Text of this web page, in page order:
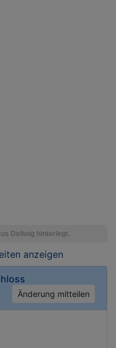
anzeigen
Änderung mitteilen